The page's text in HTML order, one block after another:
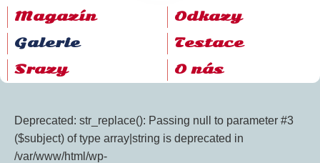
Magazín
Galerie
Srazy
Odkazy
Testace
O nás
Deprecated: str_replace(): Passing null to parameter #3
($subject) of type array|string is deprecated in
/var/www/html/wp-